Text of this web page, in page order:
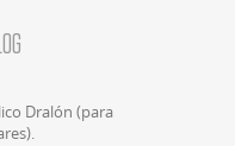
Dralón (para